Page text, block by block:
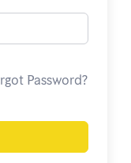
Password?